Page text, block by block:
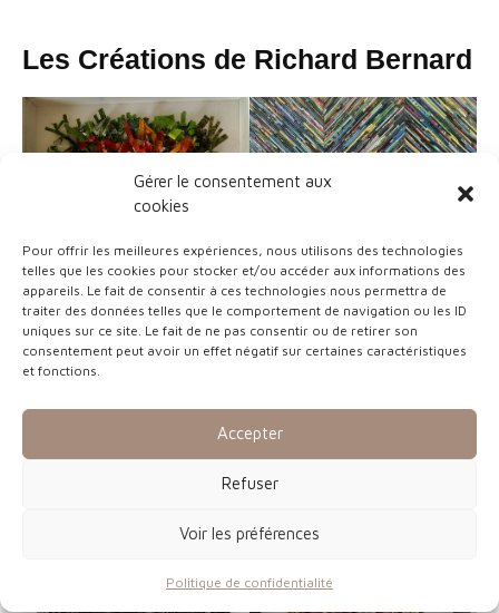
Gérer le consentement aux
cookies
Pour offrir les meilleures expériences, nous utilisons des technologies
telles que les cookies pour stocker et/ou accéder aux informations des
appareils. Le fait de consentir à ces technologies nous permettra de
traiter des données telles que le comportement de navigation ou les ID
uniques sur ce site. Le fait de ne pas consentir ou de retirer son
consentement peut avoir un effet négatif sur certaines caractéristiques
et fonctions.
Accepter
Refuser
Voir les préférences
Politique de confidentialité
Les Créations de Richard Bernard
« Fleur d’été »
Papier découpé, encollé –
« Chevrons »
encollés – 100 x 100cm